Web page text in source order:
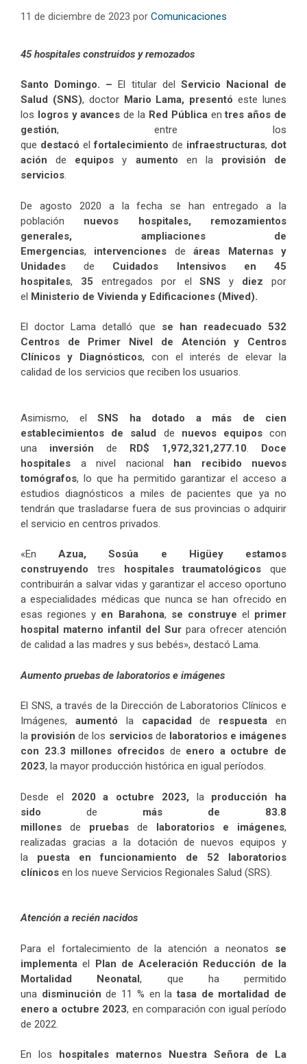
11 de diciembre de 2023 por Comunicaciones
45 hospitales construidos y remozados
Santo Domingo. –El titular del Servicio Nacional de
Salud (SNS), doctor Mario Lama, presentó este lunes
los logros y avances de la Red Pública entres años de
gestión, entre los
que destacó elfortalecimiento de infraestructuras, dot
ación de equipos y aumento en la provisión de
servicios.
De agosto 2020 a la fecha se han entregado a la
población nuevos hospitales, remozamientos
generales, ampliaciones de
Emergencias, intervenciones de áreas Maternas y
Unidadesde Cuidados Intensivos en 45
hospitales, 35 entregados por elSNS y diez por
el Ministerio de Vivienda y Edificaciones (Mived).
El doctor Lama detalló que se han readecuado 532
Centros de Primer Nivel de Atención y Centros
Clínicos y Diagnósticos, con el interés de elevar la
calidad de los servicios que reciben los usuarios.
Asimismo, el SNS ha dotado a más de cien
establecimientos de salud de nuevos equiposcon
una inversión de RD$ 1,972,321,277.10. Doce
hospitales a nivel nacional han recibido nuevos
tomógrafos, lo que ha permitido garantizar el acceso a
estudios diagnósticos a miles de pacientes que ya no
tendrán que trasladarse fuera de sus provincias o adquirir
el servicio en centros privados.
«EnAzua, Sosúa e Higüey estamos
construyendo tres hospitales traumatológicos que
contribuirán a salvar vidas y garantizar el acceso oportuno
a especialidades médicas que nunca se han ofrecido en
esas regiones y en Barahona, se construye el primer
hospital materno infantil del Sur para ofrecer atención
de calidad a las madres y sus bebés», destacó Lama.
Aumento pruebas de laboratorios e imágenes
El SNS, a través de la Dirección de Laboratorios Clínicos e
Imágenes, aumentó la capacidad de respuesta en
la provisión de los serviciosde laboratorios e imágenes
con 23.3 millones ofrecidosde enero a octubre de
2023, la mayor producción histórica en igual períodos.
Desde el 2020 a octubre 2023, laproducción ha
sido de más de 83.8
millones de pruebas de laboratorios e imágenes,
realizadas gracias a la dotación de nuevos equipos y
la puesta en funcionamiento de 52 laboratorios
clínicos en los nueve Servicios Regionales Salud (SRS).
Atención a recién nacidos
Para el fortalecimiento de la atención a neonatos se
implementa el Plan de Aceleración Reducción de la
Mortalidad Neonatal, que ha permitido
una disminución de 11 % en latasa de mortalidad de
enero a octubre 2023, en comparación con igual período
de 2022.
En los hospitales maternos Nuestra Señora de La